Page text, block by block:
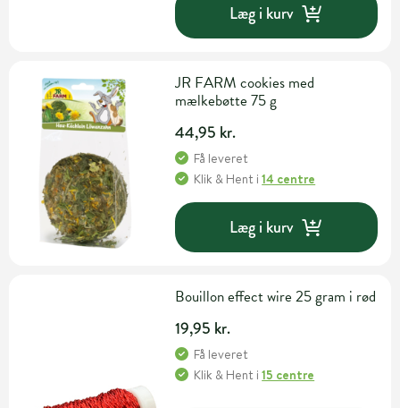
Læg i kurv
JR FARM cookies med
mælkebøtte 75 g
44,95 kr.
Få leveret
Klik & Hent i14 centre
Læg i kurv
Bouillon effect wire 25 gram i rød
19,95 kr.
Få leveret
Klik & Hent i15 centre